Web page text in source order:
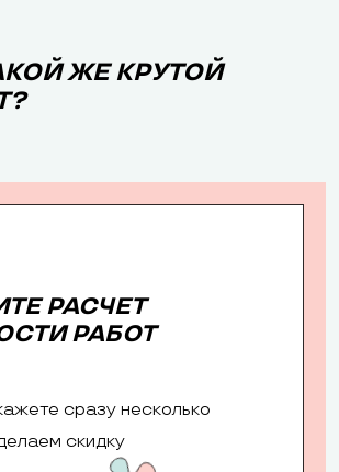
ЖЕ КРУТОЙ
РАСЧЕТ
РАБОТ
сразу несколько
скидку